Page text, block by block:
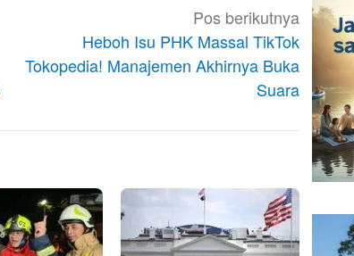
Pos berikutnya
Heboh Isu PHK Massal TikTok
Tokopedia! Manajemen Akhirnya Buka
Suara